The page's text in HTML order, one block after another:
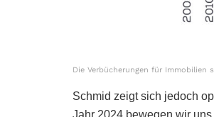
Die Verbücherungen für Immobilien
Schmid zeigt sich jedoch
Jahr 2024 bewegen wir